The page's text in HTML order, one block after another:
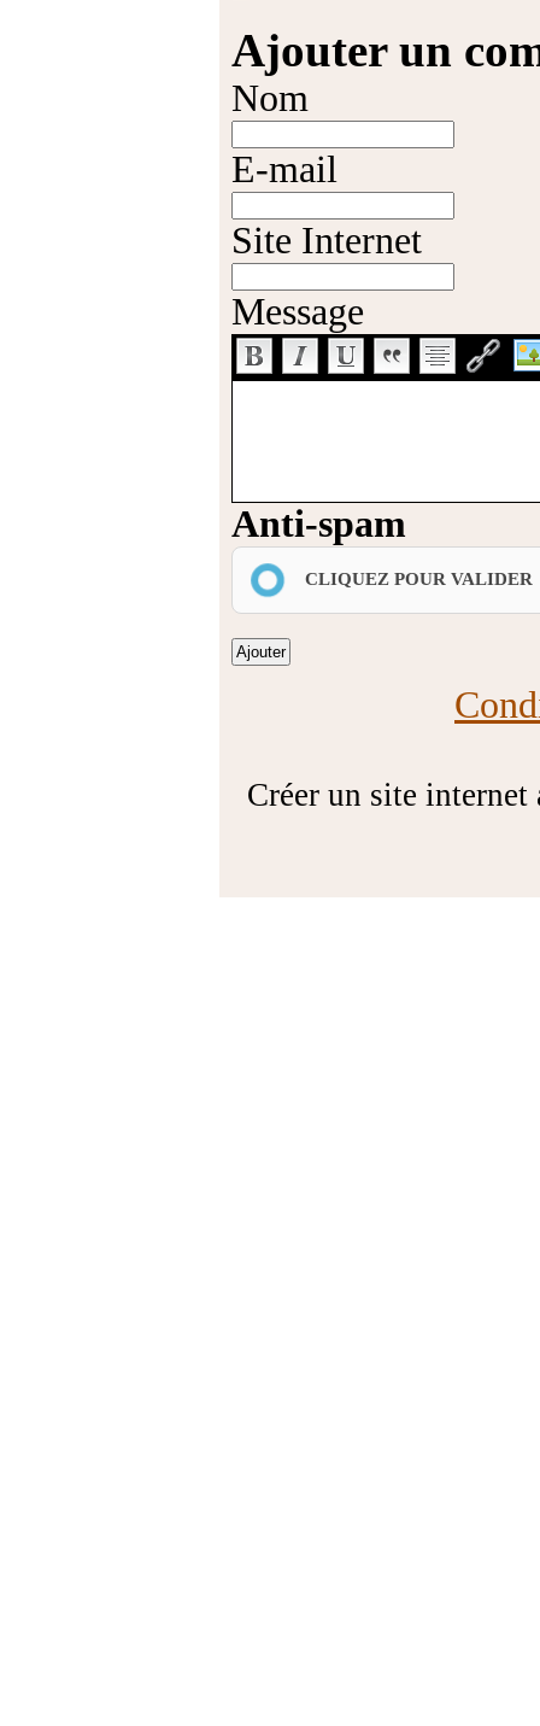
Ajouter un
Nom
E-mail
Site Internet
Message
Anti-spam
CLIQUEZ POUR VALIDER
Créer un site internet